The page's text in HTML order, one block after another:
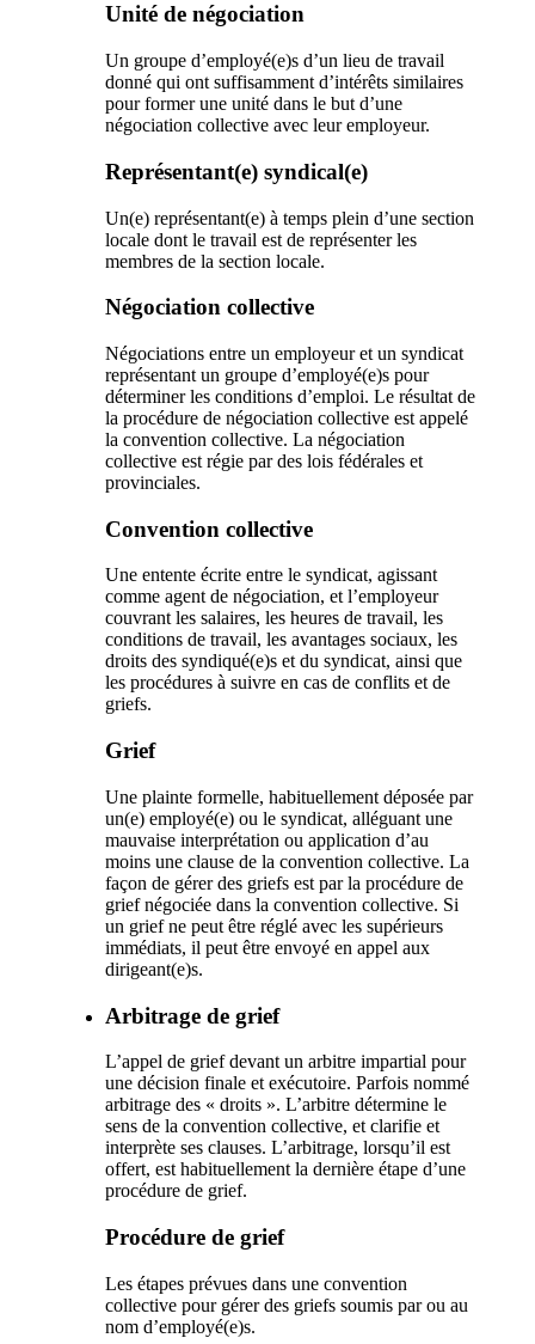
Unité de négociation
Un groupe d’employé(e)s d’un lieu de travail
donné qui ont suffisamment d’intérêts similaires
pour former une unité dans le but d’une
négociation collective avec leur employeur.
Représentant(e) syndical(e)
Un(e) représentant(e) à temps plein d’une section
locale dont le travail est de représenter les
membres de la section locale.
Négociation collective
Négociations entre un employeur et un syndicat
représentant un groupe d’employé(e)s pour
déterminer les conditions d’emploi. Le résultat de
la procédure de négociation collective est appelé
la convention collective. La négociation
collective est régie par des lois fédérales et
provinciales.
Convention collective
Une entente écrite entre le syndicat, agissant
comme agent de négociation, et l’employeur
couvrant les salaires, les heures de travail, les
conditions de travail, les avantages sociaux, les
droits des syndiqué(e)s et du syndicat, ainsi que
les procédures à suivre en cas de conflits et de
griefs.
Grief
Une plainte formelle, habituellement déposée par
un(e) employé(e) ou le syndicat, alléguant une
mauvaise interprétation ou application d’au
moins une clause de la convention collective. La
façon de gérer des griefs est par la procédure de
grief négociée dans la convention collective. Si
un grief ne peut être réglé avec les supérieurs
immédiats, il peut être envoyé en appel aux
dirigeant(e)s.
Arbitrage de grief
L’appel de grief devant un arbitre impartial pour
une décision finale et exécutoire. Parfois nommé
arbitrage des « droits ». L’arbitre détermine le
sens de la convention collective, et clarifie et
interprète ses clauses. L’arbitrage, lorsqu’il est
offert, est habituellement la dernière étape d’une
procédure de grief.
Procédure de grief
Les étapes prévues dans une convention
collective pour gérer des griefs soumis par ou au
nom d’employé(e)s.